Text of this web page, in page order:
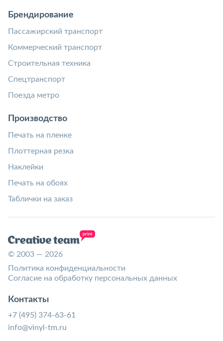
Брендирование
Пассажирский транспорт
Коммерческий транспорт
Строительная техника
Спецтранспорт
Поезда метро
Производство
Печать на пленке
Плоттерная резка
Наклейки
Печать на обоях
Таблички на заказ
© 2003 — 2026
Политика конфиденциальности
Согласие на обработку персональных данных
Контакты
+7 (495) 374-63-61
info@vinyl-tm.ru